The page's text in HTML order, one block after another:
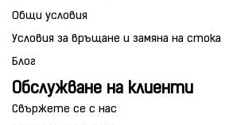
Общи условия
Условия за връщане и замяна на стока
Блог
Обслужване на клиенти
Свържете се с нас